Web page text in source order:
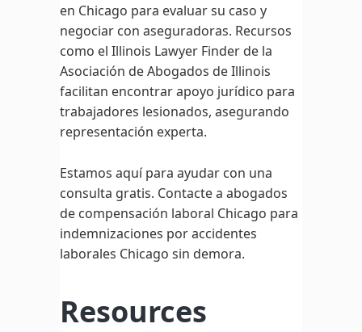
en Chicago para evaluar su caso y
negociar con aseguradoras. Recursos
como el Illinois Lawyer Finder de la
Asociación de Abogados de Illinois
facilitan encontrar apoyo jurídico para
trabajadores lesionados, asegurando
representación experta.
Estamos aquí para ayudar con una
consulta gratis. Contacte a abogados
de compensación laboral Chicago para
indemnizaciones por accidentes
laborales Chicago sin demora.
Resources